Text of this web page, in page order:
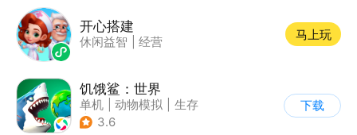
开心搭建
休闲益智 经营
马上玩
饥饿鲨：世界
单机 动物模拟
生存
| 饥饿鲨
3.6
下载